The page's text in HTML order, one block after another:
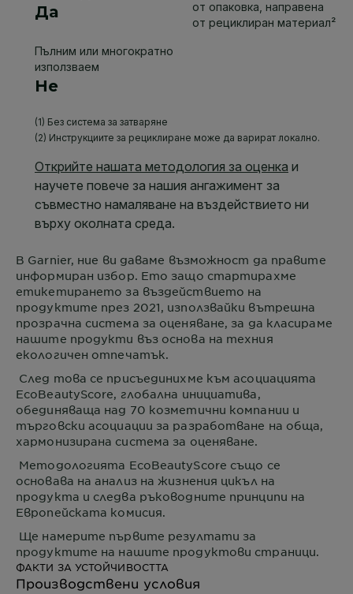
В Garnier, ние ви даваме възможност да правите
информиран избор. Ето защо стартирахме
етикетирането за въздействието на
продуктите през 2021, използвайки вътрешна
прозрачна система за оценяване, за да класираме
нашите продукти въз основа на техния
екологичен отпечатък.
След това се присъединихме към асоциацията
EcoBeautyScore, глобална инициатива,
обединяваща над 70 козметични компании и
търговски асоциации за разработване на обща,
хармонизирана система за оценяване.
Методологията EcoBeautyScore също се
основава на анализ на жизнения цикъл на
продукта и следва ръководните принципи на
Европейската комисия.
Ще намерите първите резултати за
продуктите на нашите продуктови страници.
ФАКТИ ЗА УСТОЙЧИВОСТТА
Производствени условия